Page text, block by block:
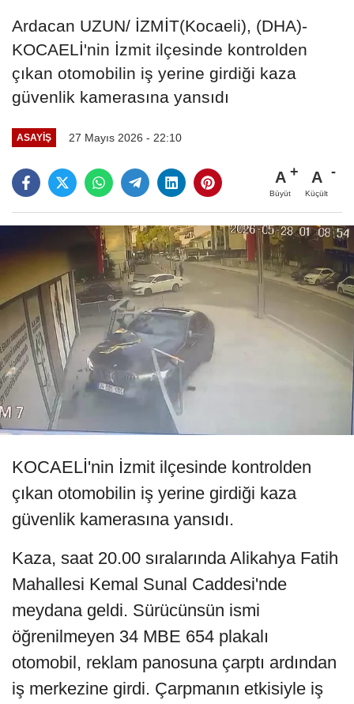
Ardacan UZUN/ İZMİT(Kocaeli), (DHA)-
KOCAELİ'nin İzmit ilçesinde kontrolden
çıkan otomobilin iş yerine girdiği kaza
güvenlik kamerasına yansıdı
ASAYIŞ 27 Mayıs 2026 - 22:10
A
Büyüt
A
Küçült
KOCAELİ'nin İzmit ilçesinde kontrolden
çıkan otomobilin iş yerine girdiği kaza
güvenlik kamerasına yansıdı.
Kaza, saat 20.00 sıralarında Alikahya Fatih
Mahallesi Kemal Sunal Caddesi'nde
meydana geldi. Sürücünsün ismi
öğrenilmeyen 34 MBE 654 plakalı
otomobil, reklam panosuna çarptı ardından
iş merkezine girdi. Çarpmanın etkisiyle iş